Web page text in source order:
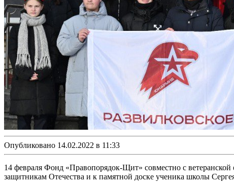
Опубликовано 14.02.2022 в 11:33
14 февраля Фонд «Правопорядок-Щит» совместно с ветеранской
защитникам Отечества и к памятной доске ученика школы